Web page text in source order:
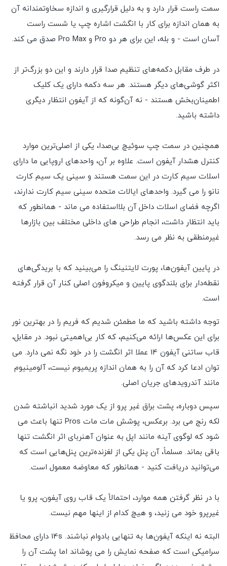
سمت راست قرار دارد و به دلیل قرارگیری و اندازه سخاوتمندانه آن
به همان اندازه برای کار با انگشت اشاره چپ یا شست راست
آسان است - و بله، این برای هر دو Pro و Pro Max صدق می کند.
در طرف مقابل دکمه‌های تنظیم صدا قرار دارند و این دو بزرگ‌تر از
اکثر گوشی‌های دیگر هستند. هر سه دکمه دارای یک کلیک
اطمینان‌بخش هستند - نه آن‌گونه که از آیفون انتظار دیگری
داشته باشید.
همچنین در سمت چپ سوئیچ بی‌صدا، یکی از اصلی‌ترین موارد
کنترل هشدار آیفون است. علاوه بر آن، واحدهای اروپایی ما دارای
اسلات سیم کارت در این سمت هستند و سینی یک سیم کارت
نانو را می گیرد. واحدهای ایالات متحده سینی سیم کارت ندارند،
اگرچه فضای اسلات داخل آن بلااستفاده می ماند - همانطور که
باید انتظار داشت، انجام طراحی های داخلی مختلف بین بازارها
غیرمنطقی به نظر می رسد.
در پایین آیفون‌ها، پورت لایتنینگ را می‌بینید که با بریدگی‌های
نقطه‌دار برای بلندگوی پایین و میکروفون اصلی کنار آن قرار گرفته
است.
توجه داشته باشید که ما مطمئن شدیم که فریم را در بهترین نور
برای این عکس‌ها ارائه می‌کنیم، که کار بی‌اهمیتی نبود. در مقابل،
قاب ساتنی آیفون 14 عملا اثر انگشت را در خود نگه نمی دارد. می
توان ادعا کرد که آن را به همان اندازه پریمیوم نیست، آلومینیوم
مانند آندرویدهای جریان اصلی.
سپس دوباره، پشت براق غیر پرو از یک مورد شدید انباشته شدن
لکه رنج می برد. برعکس، پوشش مات مات Pros تنها باعث می
شود که لوگوی آینه مانند اپل به عنوان آهنربای اثر انگشت تنها
باقی بماند. مسلماً، آن پنل یکی از لغزنده‌ترین پنل‌هایی است که
می‌توانید دریافت کنید - همانطور که معاوضه معمول است.
با در نظر گرفتن همه موارد، احتمالاً یک قاب روی آیفون، پرو یا
غیرپرو خود می زنید، و هیچ کدام از اینها مهم نیست.
البته نه اینکه آیفون‌ها به تنهایی بادوام نباشند. 14s دارای محافظ
سرامیکی است که صفحه نمایش را می پوشاند اما پشت آن را